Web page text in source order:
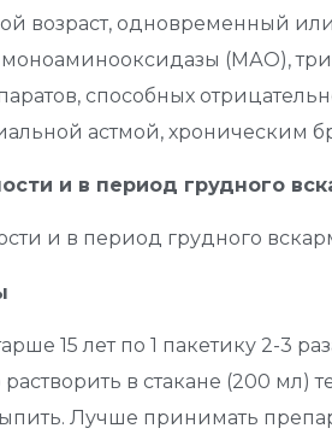
возраст, одновременный
(МАО),
способных
астмой, хроническим
и в период грудного
и в период грудного
15 лет по 1 пакетику 2-3
в стакане (200 мл)
Лучше принимать